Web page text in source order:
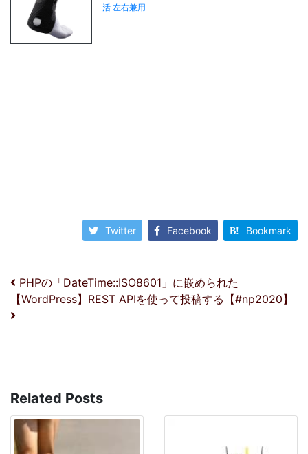
Twitter Facebook Bookmark
投稿ナビゲーション
PHPの「DateTime::ISO8601」に嵌められた
【WordPress】REST APIを使って投稿する【#np2020】
Related Posts